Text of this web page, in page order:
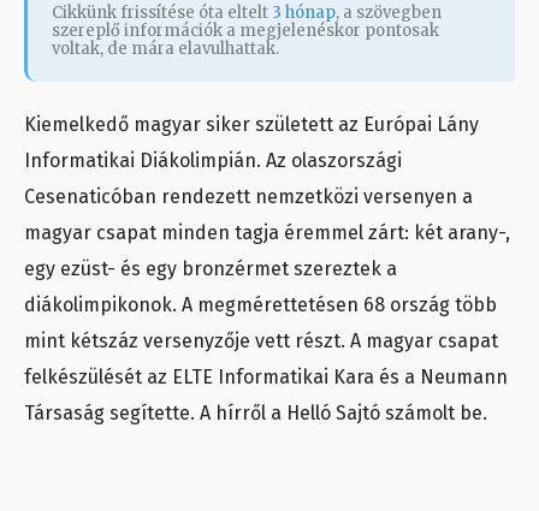
Cikkünk frissítése óta eltelt 3 hónap, a szövegben
szereplő információk a megjelenéskor pontosak
voltak, de mára elavulhattak.
Kiemelkedő magyar siker született az Európai Lány
Informatikai Diákolimpián. Az olaszországi
Cesenaticóban rendezett nemzetközi versenyen a
magyar csapat minden tagja éremmel zárt: két arany-,
egy ezüst- és egy bronzérmet szereztek a
diákolimpikonok. A megmérettetésen 68 ország több
mint kétszáz versenyzője vett részt. A magyar csapat
felkészülését az ELTE Informatikai Kara és a Neumann
Társaság segítette. A hírről a Helló Sajtó számolt be.